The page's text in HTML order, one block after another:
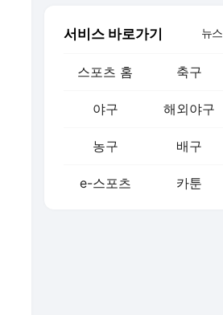
서비스 바로가기 뉴스
스포츠 홈 축구
야구 해외야구
농구 배구
e-스포츠 카툰